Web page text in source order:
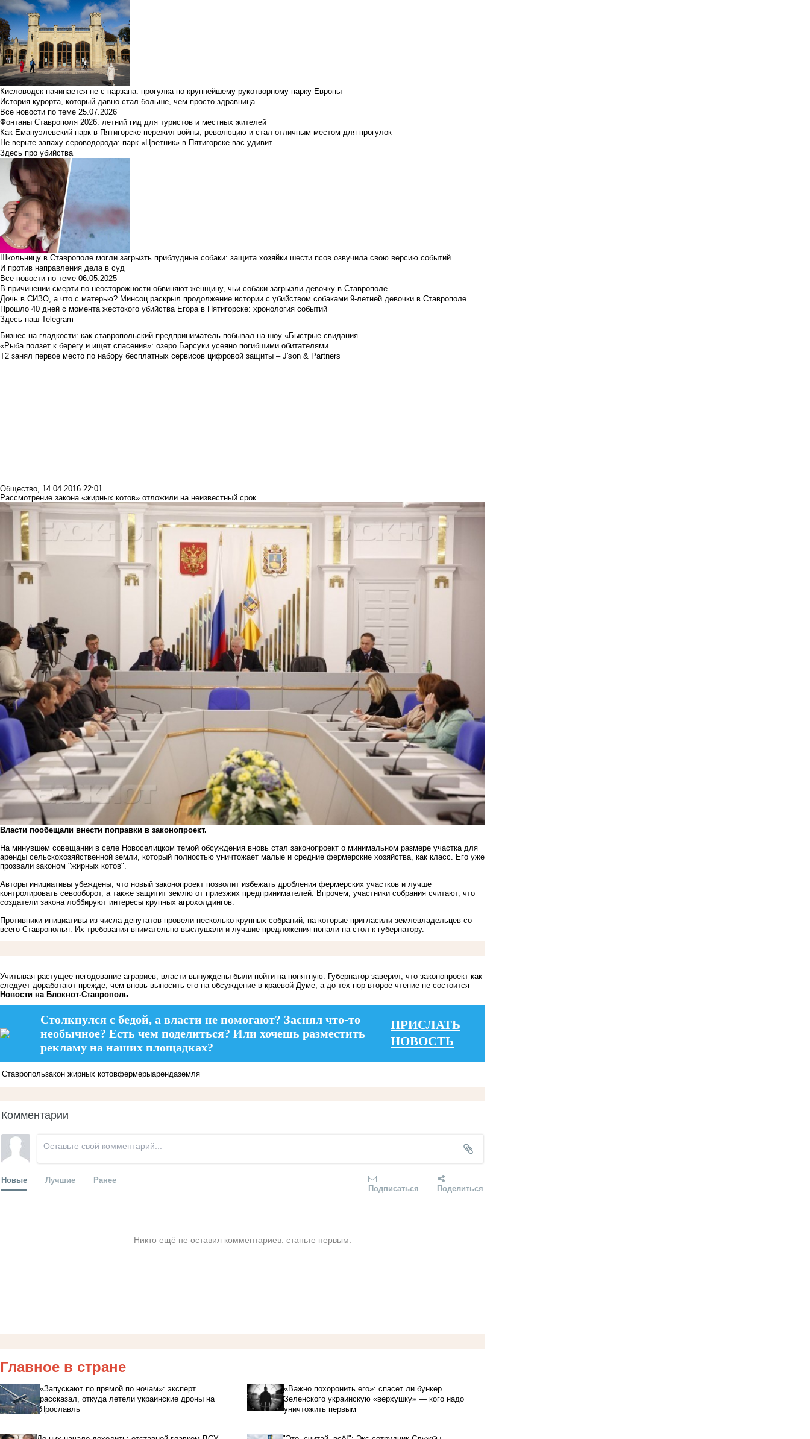
Кисловодск начинается не с нарзана: прогулка по крупнейшему рукотворному парку Европы
История курорта, который давно стал больше, чем просто здравница
Все новости по теме 25.07.2026
Фонтаны Ставрополя 2026: летний гид для туристов и местных жителей
Как Емануэлевский парк в Пятигорске пережил войны, революцию и стал отличным местом для прогулок
Не верьте запаху сероводорода: парк «Цветник» в Пятигорске вас удивит
Здесь про убийства
Школьницу в Ставрополе могли загрызть приблудные собаки: защита хозяйки шести псов озвучила свою версию событий
И против направления дела в суд
Все новости по теме 06.05.2025
В причинении смерти по неосторожности обвиняют женщину, чьи собаки загрызли девочку в Ставрополе
Дочь в СИЗО, а что с матерью? Минсоц раскрыл продолжение истории с убийством собаками 9-летней девочки в Ставрополе
Прошло 40 дней с момента жестокого убийства Егора в Пятигорске: хронология событий
Здесь наш Telegram
Бизнес на гладкости: как ставропольский предприниматель побывал на шоу «Быстрые свидания...
«Рыба ползет к берегу и ищет спасения»: озеро Барсуки усеяно погибшими обитателями
Т2 занял первое место по набору бесплатных сервисов цифровой защиты – J'son & Partners
Общество, 14.04.2016 22:01
Рассмотрение закона «жирных котов» отложили на неизвестный срок
Власти пообещали внести поправки в законопроект.
На минувшем совещании в селе Новоселицком темой обсуждения вновь стал законопроект о минимальном размере участка для
аренды сельскохозяйственной земли , который полностью уничтожает малые и средние фермерские хозяйства, как класс. Его уже
прозвали законом "жирных котов".
Авторы инициативы убеждены, что новый законопроект позволит избежать дробления фермерских участков и лучше
контролировать севооборот, а также защитит землю от приезжих предпринимателей. Впрочем, участники собрания считают, что
создатели закона лоббируют интересы крупных агрохолдингов.
Противники инициативы из числа депутатов провели несколько крупных собраний, на которые пригласили землевладельцев со
всего Ставрополья . Их требования внимательно выслушали и лучшие предложения попали на стол к губернатору.
Учитывая растущее негодование аграриев, власти вынуждены были пойти на попятную. Губернатор заверил, что законопроект как
следует доработают прежде, чем вновь выносить его на обсуждение в краевой Думе, а до тех пор второе чтение не состоится
Новости на Блoкнoт-Ставрополь
Столкнулся с бедой, а власти не помогают? Заснял что-то
необычное? Есть чем поделиться? Или хочешь разместить
рекламу на наших площадках?
ПРИСЛАТЬ
НОВОСТЬ
Ставропользакон жирных котовфермерыарендаземля
Комментарии
Новые Лучшие Ранее
Подписаться Поделиться
Никто ещё не оставил комментариев, станьте первым.
Главное в стране
«Запускают по прямой по ночам»: эксперт
рассказал, откуда летели украинские дроны на
Ярославль
«Важно похоронить его»: спасет ли бункер
Зеленского украинскую «верхушку» — кого надо
уничтожить первым